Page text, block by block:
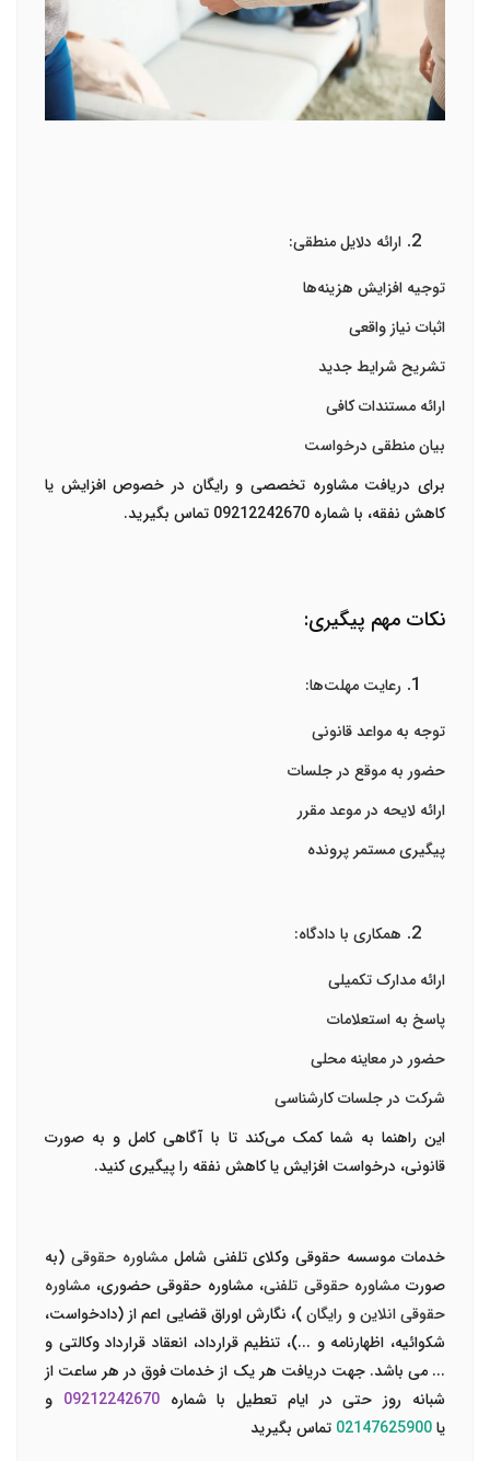
ارائه دلایل منطقی:
توجیه افزایش هزینه‌ها
اثبات نیاز واقعی
تشریح شرایط جدید
ارائه مستندات کافی
بیان منطقی درخواست
برای دریافت مشاوره تخصصی و رایگان در خصوص افزایش یا
کاهش نفقه، با شماره 09212242670 تماس بگیرید.
نکات مهم پیگیری:
رعایت مهلت‌ها:
توجه به مواعد قانونی
حضور به موقع در جلسات
ارائه لایحه در موعد مقرر
پیگیری مستمر پرونده
همکاری با دادگاه:
ارائه مدارک تکمیلی
پاسخ به استعلامات
حضور در معاینه محلی
شرکت در جلسات کارشناسی
این راهنما به شما کمک می‌کند تا با آگاهی کامل و به صورت
قانونی، درخواست افزایش یا کاهش نفقه را پیگیری کنید.
خدمات موسسه حقوقی وکلای تلفنی شاملمشاوره حقوقی (به
صورت مشاوره حقوقی تلفنی، مشاوره حقوقی حضوری، مشاوره
حقوقی انلاین و رایگان)، نگارش اوراق قضایی اعم از (دادخواست،
شکوائیه، اظهارنامه و ...)، تنظیم قرارداد، انعقاد قرارداد وکالتی و
... می باشد. جهت دریافت هر یک از خدمات فوق در هر ساعت از
شبانه روز حتی در ایام تعطیل با شماره09212242670 و
یا02147625900 تماس بگیرید